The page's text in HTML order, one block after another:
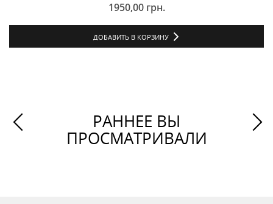
1950,00 грн.
ДОБАВИТЬ В КОРЗИНУ
РАННЕЕ ВЫ
ПРОСМАТРИВАЛИ